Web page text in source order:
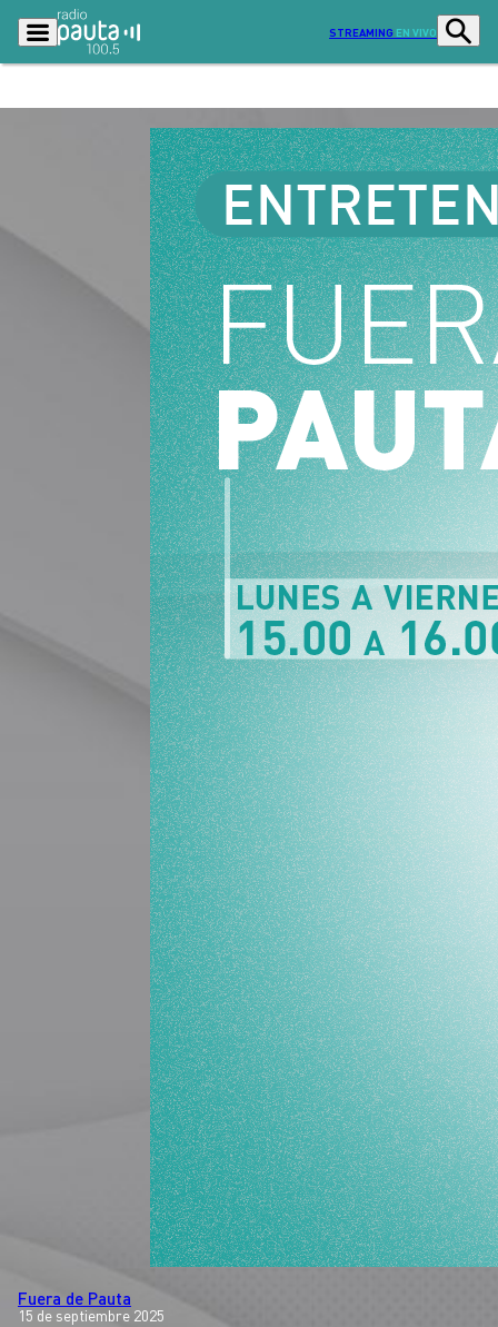
STREAMING EN VIVO
Programas
Actualidad
Economía
Radio en vivo Sostenibilidad
Tendencias Deportes
Entretención y Cultura Opinión
Dato en Pauta Señal 2
Contenido Patrocinado
Fuera de Pauta
15 de septiembre 2025